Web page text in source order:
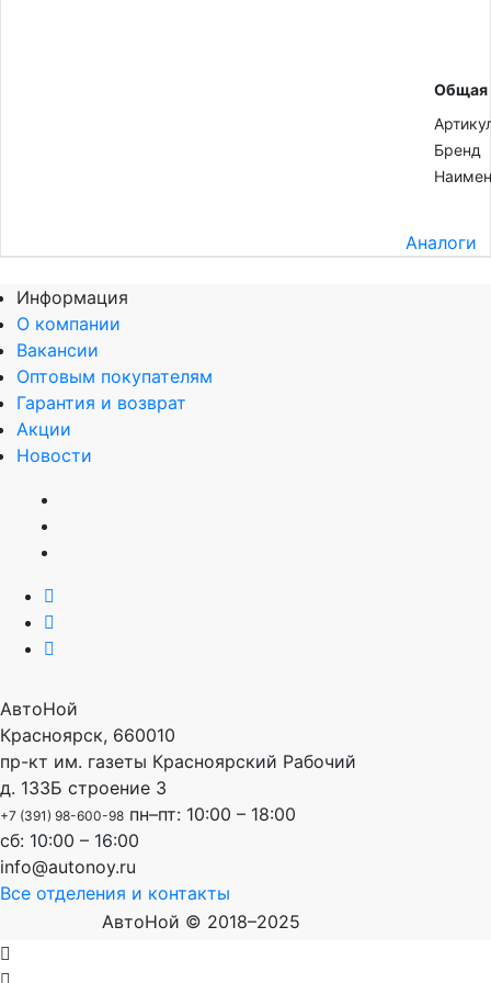
Общая
Бренд
Аналоги
Информация
О компании
Вакансии
Оптовым покупателям
Гарантия и возврат
Акции
Новости
АвтоНой
Красноярск, 660010
пр-кт им. газеты Красноярский Рабочий
д. 133Б строение 3
+7 (391) 98-600-98 пн–пт: 10:00 – 18:00
сб: 10:00 – 16:00
info@autonoy.ru
Все отделения и контакты
АвтоНой © 2018–2025